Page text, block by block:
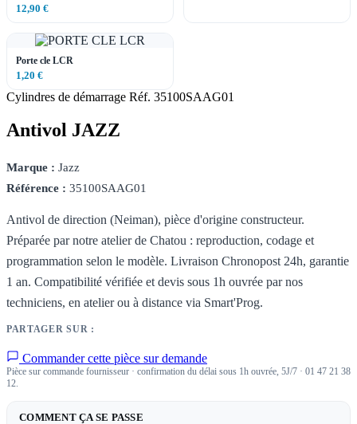
12,90 €
Porte cle LCR
1,20 €
Cylindres de démarrage Réf. 35100SAAG01
Antivol JAZZ
Marque : Jazz
Référence : 35100SAAG01
Antivol de direction (Neiman), pièce d'origine constructeur.
Préparée par notre atelier de Chatou : reproduction, codage et
programmation selon le modèle. Livraison Chronopost 24h, garantie
1 an. Compatibilité vérifiée et devis sous 1h ouvrée par nos
techniciens, en atelier ou à distance via Smart'Prog.
PARTAGER SUR :
Commander cette pièce sur demande
Pièce sur commande fournisseur · confirmation du délai sous 1h ouvrée, 5J/7 · 01 47 21 38
12.
COMMENT ÇA SE PASSE